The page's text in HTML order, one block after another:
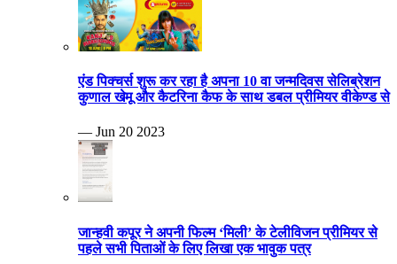
एंड पिक्चर्स शुरू कर रहा है अपना 10 वा जन्मदिवस सेलिब्रेशन
कुणाल खेमू और कैटरिना कैफ के साथ डबल प्रीमियर वीकेण्ड से
— Jun 20 2023
जान्हवी कपूर ने अपनी फिल्म ‘मिली’ के टेलीविजन प्रीमियर से
पहले सभी पिताओं के लिए लिखा एक भावुक पत्र